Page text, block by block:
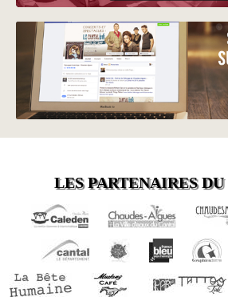
LES PARTENAIRES